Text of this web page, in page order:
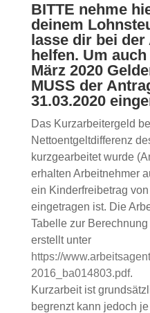
BITTE nehme
deinem
lasse dir bei
helfen. Um
März 2020
MUSS der
31.03.2020
Das Kurzarbeitergeld
Nettoentgeltdifferenz
kurzgearbeitet wurde
erhalten Arbeitnehmer
ein Kinderfreibetrag
eingetragen ist. Die
Tabelle zur
erstellt unter
https://
2016_ba014803.pdf.
Kurzarbeit ist
begrenzt kann jedoch